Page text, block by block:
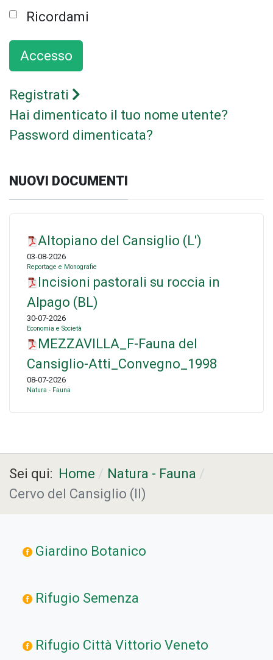
Ricordami
Accesso
Registrati
Hai dimenticato il tuo nome utente?
Password dimenticata?
NUOVI DOCUMENTI
Altopiano del Cansiglio (L')
03-08-2026
Reportage e Monografie
Incisioni pastorali su roccia in
Alpago (BL)
30-07-2026
Economia e Società
MEZZAVILLA_F-Fauna del
Cansiglio-Atti_Convegno_1998
08-07-2026
Natura - Fauna
Sei qui: Home
Natura - Fauna
Cervo del Cansiglio (Il)
Giardino Botanico
Rifugio Semenza
Rifugio Città Vittorio Veneto